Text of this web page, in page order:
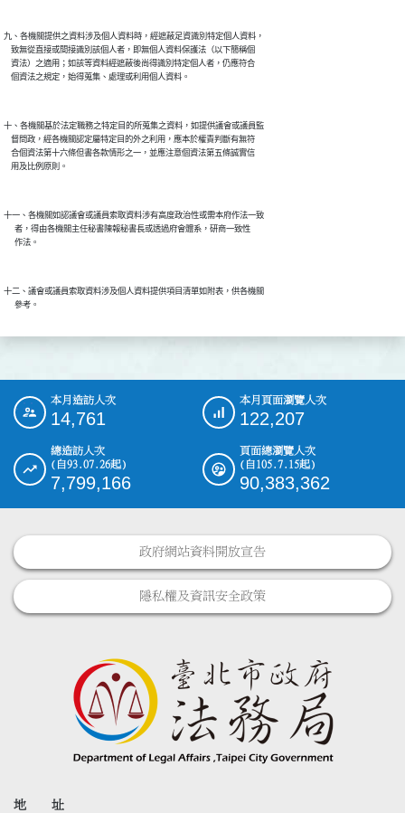
九、各機關提供之資料涉及個人資料時，經遮蔽足資識別特定個人資料，
    致無從直接或間接識別該個人者，即無個人資料保護法（以下簡稱個
    資法）之適用；如該等資料經遮蔽後尚得識別特定個人者，仍應符合
十、各機關基於法定職務之特定目的所蒐集之資料，如提供議會或議員監
    督問政，經各機關認定屬特定目的外之利用，應本於權責判斷有無符
    合個資法第十六條但書各款情形之一，並應注意個資法第五條誠實信
十一、各機關如認議會或議員索取資料涉有高度政治性或需本府作法一致
      者，得由各機關主任秘書陳報秘書長或透過府會體系，研商一致性
十二、議會或議員索取資料涉及個人資料提供項目清單如附表，供各機關
::: 本月造訪人次
14,761
本月頁面瀏覽人次
122,207
總造訪人次
(自93.07.26起)
7,799,166
頁面總瀏覽人次
(自105.7.15起)
90,383,362
政府網站資料開放宣告
隱私權及資訊安全政策
地 址